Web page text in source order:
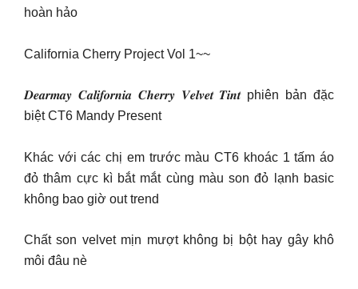
hoàn hảo
California Cherry Project Vol 1~~
𝑫𝒆𝒂𝒓𝒎𝒂𝒚 𝑪𝒂𝒍𝒊𝒇𝒐𝒓𝒏𝒊𝒂 𝑪𝒉𝒆𝒓𝒓𝒚 𝑽𝒆𝒍𝒗𝒆𝒕 𝑻𝒊𝒏𝒕 phiên bản đặc
biệt CT6 Mandy Present
Khác với các chị em trước màu CT6 khoác 1 tấm áo
đỏ thâm cực kì bắt mắt cùng màu son đỏ lạnh basic
không bao giờ out trend
Chất son velvet mịn mượt không bị bột hay gây khô
môi đâu nè